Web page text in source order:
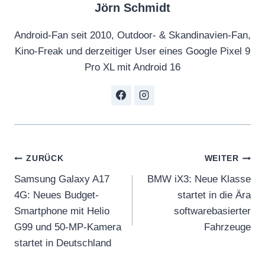
Jörn Schmidt
Android-Fan seit 2010, Outdoor- & Skandinavien-Fan,
Kino-Freak und derzeitiger User eines Google Pixel 9
Pro XL mit Android 16
Beitragsnavigation
ZURÜCK
Samsung Galaxy A17
4G: Neues Budget-
Smartphone mit Helio
G99 und 50-MP-Kamera
startet in Deutschland
WEITER
BMW iX3: Neue Klasse
startet in die Ära
softwarebasierter
Fahrzeuge